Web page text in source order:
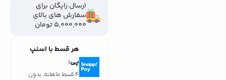
ارسال رایگان برای
سفارش های بالای
5,000,000 تومان
هر قسط با اسنپ
پی:
4 قسط ماهانه. بدون